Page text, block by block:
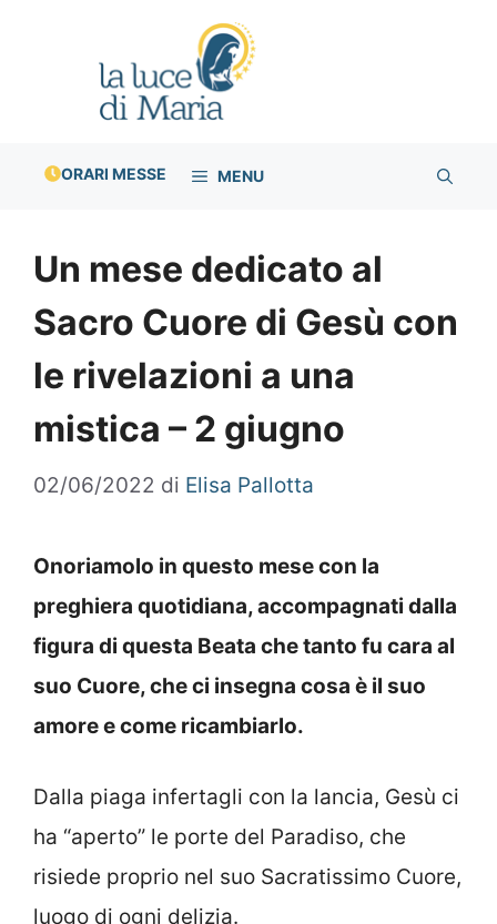
ORARI MESSE MENU
Un mese dedicato al
Sacro Cuore di Gesù con
le rivelazioni a una
mistica – 2 giugno
02/06/2022 di Elisa Pallotta
Onoriamolo in questo mese con la
preghiera quotidiana, accompagnati dalla
figura di questa Beata che tanto fu cara al
suo Cuore, che ci insegna cosa è il suo
amore e come ricambiarlo.
Dalla piaga infertagli con la lancia, Gesù ci
ha “aperto” le porte del Paradiso, che
risiede proprio nel suo Sacratissimo Cuore,
luogo di ogni delizia.